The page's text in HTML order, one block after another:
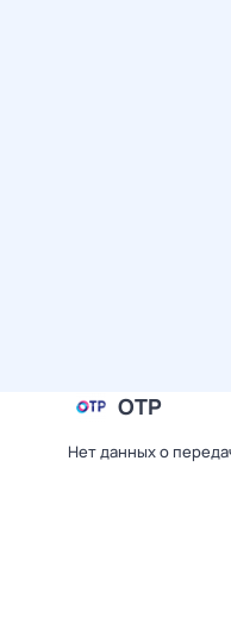
ОТР
Нет данных о